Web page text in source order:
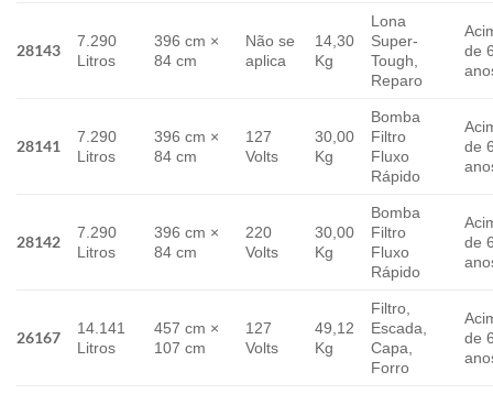
28143
7.290
Litros
396 cm ×
84 cm
Não se
aplica
14,30
Kg
Lona
Super-
Tough,
Reparo
de
28141
7.290
Litros
396 cm ×
84 cm
127
Volts
30,00
Kg
Bomba
Filtro
Fluxo
Rápido
de
28142
7.290
Litros
396 cm ×
84 cm
220
Volts
30,00
Kg
Bomba
Filtro
Fluxo
Rápido
de
26167
14.141
Litros
457 cm ×
107 cm
127
Volts
49,12
Kg
Filtro,
Escada,
Capa,
Forro
de